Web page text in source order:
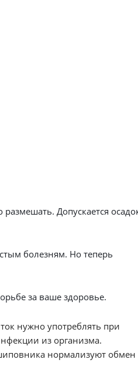
Допускается
болезням. Но теперь
за ваше здоровье.
нужно употреблять при
из организма.
нормализуют обмен